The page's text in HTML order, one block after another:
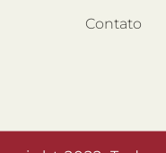
Contato